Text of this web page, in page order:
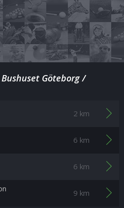
Göteborg /
2 km
6 km
6 km
9 km